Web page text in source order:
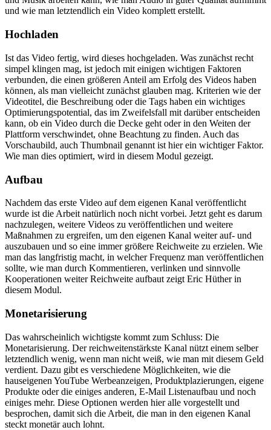
und wie man letztendlich ein Video komplett erstellt.
Hochladen
Ist das Video fertig, wird dieses hochgeladen. Was zunächst recht
simpel klingen mag, ist jedoch mit einigen wichtigen Faktoren
verbunden, die einen größeren Anteil am Erfolg des Videos haben
können, als man vielleicht zunächst glauben mag. Kriterien wie der
Videotitel, die Beschreibung oder die Tags haben ein wichtiges
Optimierungspotential, das im Zweifelsfall mit darüber entscheiden
kann, ob ein Video durch die Decke geht oder in den Weiten der
Plattform verschwindet, ohne Beachtung zu finden. Auch das
Vorschaubild, auch Thumbnail genannt ist hier ein wichtiger Faktor.
Wie man dies optimiert, wird in diesem Modul gezeigt.
Aufbau
Nachdem das erste Video auf dem eigenen Kanal veröffentlicht
wurde ist die Arbeit natürlich noch nicht vorbei. Jetzt geht es darum
nachzulegen, weitere Videos zu veröffentlichen und weitere
Maßnahmen zu ergreifen, um den eigenen Kanal weiter auf- und
auszubauen und so eine immer größere Reichweite zu erzielen. Wie
man das langfristig macht, in welcher Frequenz man veröffentlichen
sollte, wie man durch Kommentieren, verlinken und sinnvolle
Kooperationen weiter Reichweite aufbaut zeigt Eric Hüther in
diesem Modul.
Monetarisierung
Das wahrscheinlich wichtigste kommt zum Schluss: Die
Monetarisierung. Der reichweitenstärkste Kanal nützt einem selber
letztendlich wenig, wenn man nicht weiß, wie man mit diesem Geld
verdient. Dazu gibt es verschiedene Möglichkeiten, wie die
hauseigenen YouTube Werbeanzeigen, Produktplazierungen, eigene
Produkte oder die einiges anderen, E-Mail Listenaufbau und noch
einiges mehr. Diese Optionen werden hier alle vorgestellt und
besprochen, damit sich die Arbeit, die man in den eigenen Kanal
steckt monetär auch lohnt.